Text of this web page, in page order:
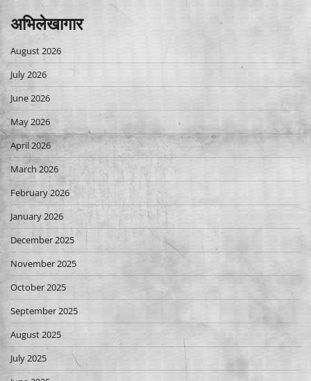
अभिलेखागार
August 2026
July 2026
June 2026
May 2026
April 2026
March 2026
February 2026
January 2026
December 2025
November 2025
October 2025
September 2025
August 2025
July 2025